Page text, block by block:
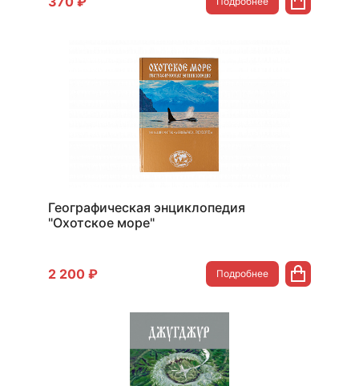
Географическая энциклопедия
"Охотское море"
2 200 ₽ Подробнее